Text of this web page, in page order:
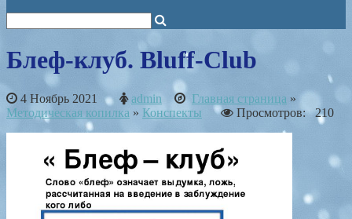
Блеф-клуб. Bluff-Club
4 Ноябрь 2021 admin Главная страница »
Методическая копилка » Конспекты Просмотров: 210